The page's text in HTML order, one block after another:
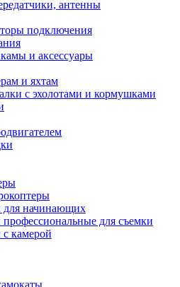
антенны
подключения
и аксессуары
и яхтам
с эхолотами и кормушками
для начинающих
для съемки
камерой